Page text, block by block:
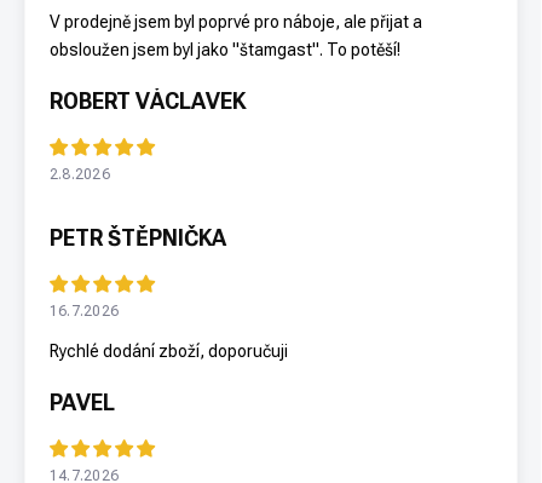
V prodejně jsem byl poprvé pro náboje, ale přijat a
obsloužen jsem byl jako "štamgast". To potěší!
ROBERT VÁCLAVEK
2.8.2026
PETR ŠTĚPNIČKA
16.7.2026
Rychlé dodání zboží, doporučuji
PAVEL
14.7.2026